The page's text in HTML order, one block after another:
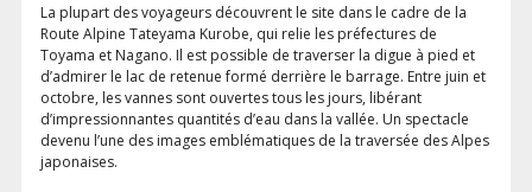
La plupart des voyageurs découvrent le site dans le cadre de la
Route Alpine Tateyama Kurobe, qui relie les préfectures de
Toyama et Nagano. Il est possible de traverser la digue à pied et
d’admirer le lac de retenue formé derrière le barrage. Entre juin et
octobre, les vannes sont ouvertes tous les jours, libérant
d’impressionnantes quantités d’eau dans la vallée. Un spectacle
devenu l’une des images emblématiques de la traversée des Alpes
japonaises.